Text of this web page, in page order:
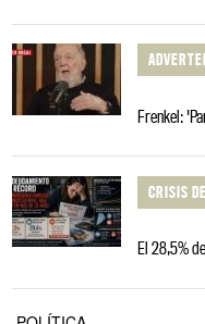
Frenkel:
CRISIS
El 28,5%